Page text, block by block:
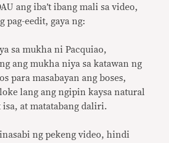
ang iba’t ibang mali sa video,
pag-eedit, gaya ng:
sa mukha ni Pacquiao,
ang mukha niya sa katawan ng
para masabayan ang boses,
lang ang ngipin kaysa natural
isa, at matatabang daliri.
ng pekeng video, hindi